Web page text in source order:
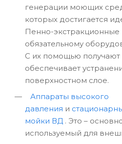
генерации моющих
которых достигается
Пенно-
обязательному
С их помощью получают
обеспечивает
поверхностном слое.
Аппараты высокого
давления и
мойки ВД . Это –
используемый для